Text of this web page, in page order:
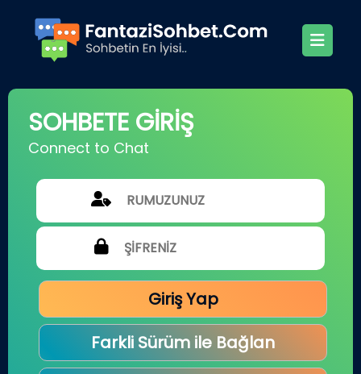
SOHBETE GİRİŞ
Connect to Chat
Giriş Yap
Farkli Sürüm ile Bağlan